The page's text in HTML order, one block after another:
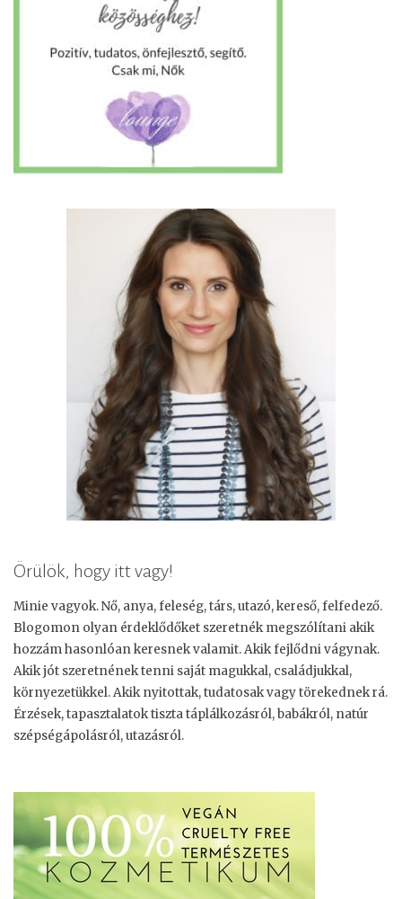
Örülök, hogy itt vagy!
Minie vagyok. Nő, anya, feleség, társ, utazó, kereső, felfedező.
Blogomon olyan érdeklődőket szeretnék megszólítani akik
hozzám hasonlóan keresnek valamit. Akik fejlődni vágynak.
Akik jót szeretnének tenni saját magukkal, családjukkal,
környezetükkel. Akik nyitottak, tudatosak vagy törekednek rá.
Érzések, tapasztalatok tiszta táplálkozásról, babákról, natúr
szépségápolásról, utazásról.